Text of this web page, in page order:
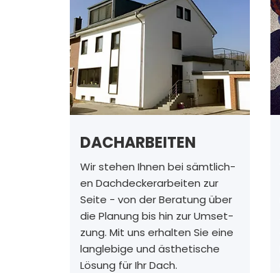
DACHARBEITEN
Wir stehen Ihnen bei sämtlich-
en Dachdeckerarbeiten zur
Seite - von der Beratung über
die Planung bis hin zur Umset-
zung. Mit uns erhalten Sie eine
langlebige und ästhetische
Lösung für Ihr Dach.